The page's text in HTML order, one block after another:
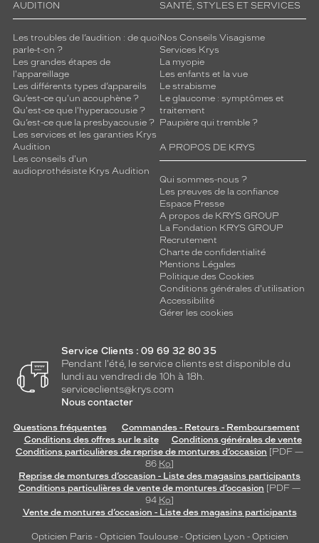
AUDITION
Les troubles de l’audition : de quoi
parle-t-on ?
Les grandes étapes de
l'appareillage
Les différents types d’appareils
Qu’est-ce qu'un acouphène ?
Qu'est-ce que l'hyperacousie ?
Qu’est-ce que la presbyacousie ?
Les services et les garanties Krys
Audition
Les conseils d'un
audioprothésiste Krys Audition
SANTÉ, STYLES ET SERVICES
Nos Conseils Visagisme
Services Krys
La myopie
Les enfants et la vue
Le strabisme
Le glaucome : symptômes et
traitement
Paupière qui tremble ?
A PROPOS DE KRYS
Qui sommes-nous ?
Les preuves de la confiance
Espace Presse
A propos de KRYS GROUP
La Fondation KRYS GROUP
Recrutement
Charte de confidentialité
Mentions Légales
Politique des Cookies
Conditions générales d'utilisation
Accessibilité
Gérer les cookies
Service Clients : 09 69 32 80 35
Pendant l'été, le service clients est disponible du
lundi au vendredi de 10h à 18h.
serviceclients@krys.com
Nous contacter
Questions fréquentes
Commandes - Retours - Remboursement
Conditions des offres sur le site
Conditions générales de vente
Conditions particulières de reprise de montures d’occasion [PDF —
86 Ko]
Reprise de montures d’occasion - Liste des magasins participants
Conditions particulières de vente de montures d’occasion [PDF —
94 Ko]
Vente de montures d’occasion - Liste des magasins participants
Opticien Paris - Opticien Toulouse- Opticien Lyon - Opticien